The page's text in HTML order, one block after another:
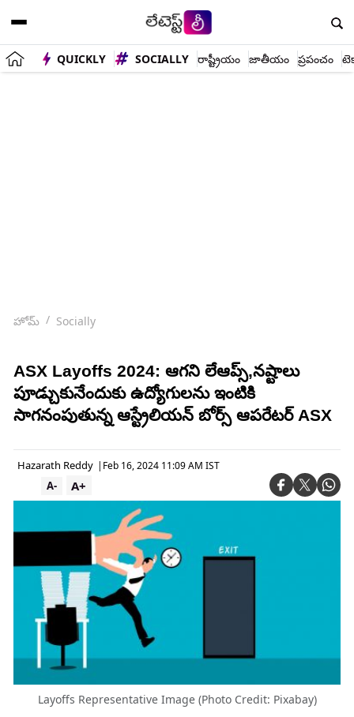
QUICKLY SOCIALLY రాష్ట్రీయం జాతీయం ప్రపంచం
హోమ్ Socially
ASX Layoffs 2024: ఆగని లేఆప్స్,నష్టాలు
పూడ్చుకునేందుకు ఉద్యోగులను ఇంటికి
సాగనంపుతున్న ఆస్ట్రేలియన్ బోర్స్ ఆపరేటర్ ASX
Hazarath Reddy | Feb 16, 2024 11:09 AM IST
A+
A-
Layoffs Representative Image (Photo Credit: Pixabay)